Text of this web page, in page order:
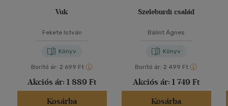
Vuk
Fekete István
Könyv
Borító ár: 2 699 Ft
Akciós ár: 1 889 Ft
Kosárba
Szeleburdi család
Bálint Ágnes
Könyv
Borító ár: 2 499 Ft
Akciós ár: 1 749 Ft
Kosárba